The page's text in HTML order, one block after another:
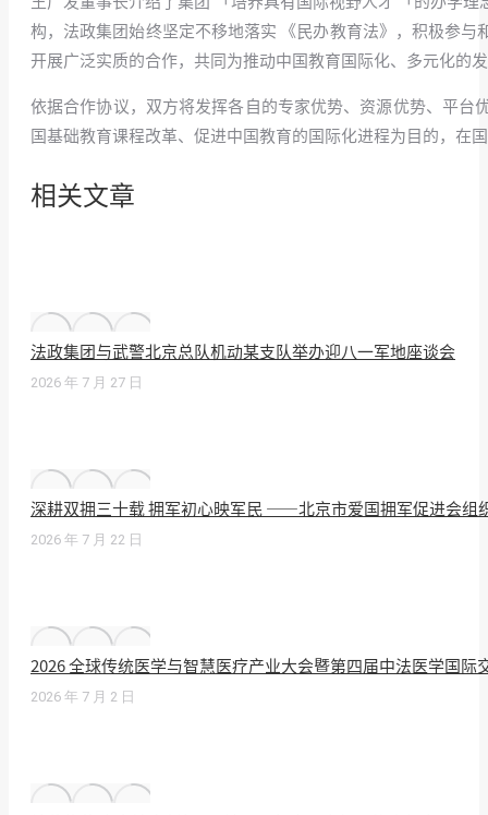
构，法政集团始终坚定不移地落实 《民办教育法》，积极参
开展广泛实质的合作，共同为推动中国教育国际化、多元化的
依据合作协议，双方将发挥各自的专家优势、资源优势、平
国基础教育课程改革、促进中国教育的国际化进程为目的，在
相关文章
法政集团与武警北京总队机动某支队举办迎八一军地座谈会
2026 年 7 月 27 日
深耕双拥三十载 拥军初心映军民 ——北京市爱国拥军促进会组
2026 年 7 月 22 日
2026 全球传统医学与智慧医疗产业大会暨第四届中法医学国际
2026 年 7 月 2 日